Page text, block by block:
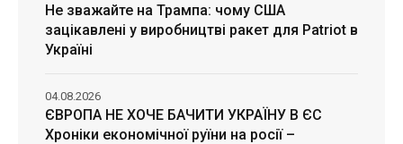
Не зважайте на Трампа: чому США
зацікавлені у виробництві ракет для Patriot в
Україні
ЄВРОПА НЕ ХОЧЕ БАЧИТИ УКРАЇНУ В ЄС
Хроніки економічної руїни на росії –
04.08.2026